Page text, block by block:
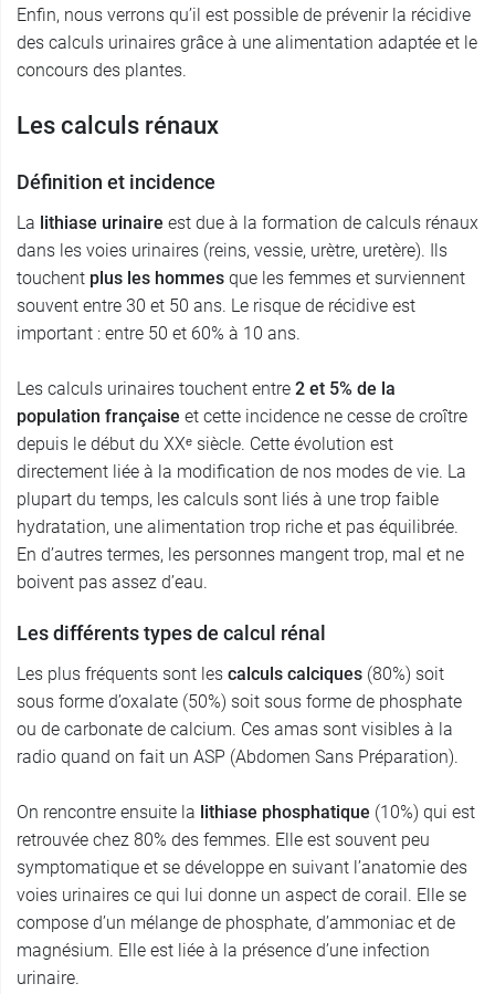
Enfin, nous verrons qu’il est possible de prévenir la récidive
des calculs urinaires grâce à une alimentation adaptée et le
concours des plantes.
Les calculs rénaux
Définition et incidence
La lithiase urinaire est due à la formation de calculs rénaux
dans les voies urinaires (reins, vessie, urètre, uretère). Ils
touchent plus les hommes que les femmes et surviennent
souvent entre 30 et 50 ans. Le risque de récidive est
important : entre 50 et 60% à 10 ans.
Les calculs urinaires touchent entre 2 et 5% de la
population française et cette incidence ne cesse de croître
depuis le début du XXᵉ siècle. Cette évolution est
directement liée à la modification de nos modes de vie. La
plupart du temps, les calculs sont liés à une trop faible
hydratation, une alimentation trop riche et pas équilibrée.
En d’autres termes, les personnes mangent trop, mal et ne
boivent pas assez d’eau.
Les différents types de calcul rénal
Les plus fréquents sont les calculs calciques (80%) soit
sous forme d’oxalate (50%) soit sous forme de phosphate
ou de carbonate de calcium. Ces amas sont visibles à la
radio quand on fait un ASP (Abdomen Sans Préparation).
On rencontre ensuite la lithiase phosphatique (10%) qui est
retrouvée chez 80% des femmes. Elle est souvent peu
symptomatique et se développe en suivant l’anatomie des
voies urinaires ce qui lui donne un aspect de corail. Elle se
compose d’un mélange de phosphate, d’ammoniac et de
magnésium. Elle est liée à la présence d’une infection
urinaire.